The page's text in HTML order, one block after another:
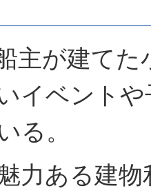
主が建て
イベント
る。
力ある建